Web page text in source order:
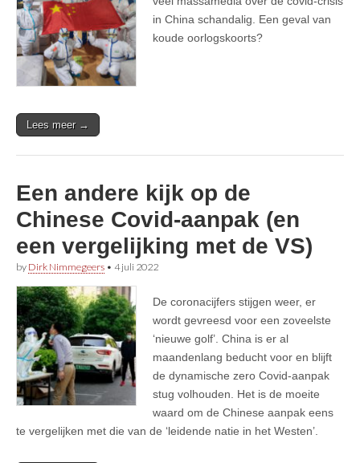
in China schandalig. Een geval van
koude oorlogskoorts?
Lees meer →
Een andere kijk op de
Chinese Covid-aanpak (en
een vergelijking met de VS)
by Dirk Nimmegeers • 4 juli 2022
De coronacijfers stijgen weer, er
wordt gevreesd voor een zoveelste
‘nieuwe golf’. China is er al
maandenlang beducht voor en blijft
de dynamische zero Covid-aanpak
stug volhouden. Het is de moeite
waard om de Chinese aanpak eens
te vergelijken met die van de ‘leidende natie in het Westen’.